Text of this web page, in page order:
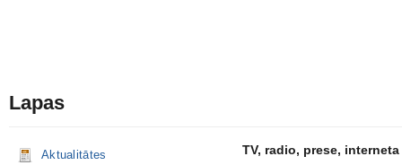
Lapas
Aktualitātes
TV, radio, prese,